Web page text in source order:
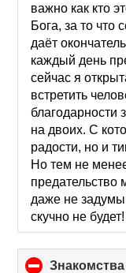
важно как кто
Бога, за то что
даёт
каждый день
сейчас я
встретить
благодарности
на двоих. С
радости, но и
Но тем не
предательство
даже не
скучно не будет!